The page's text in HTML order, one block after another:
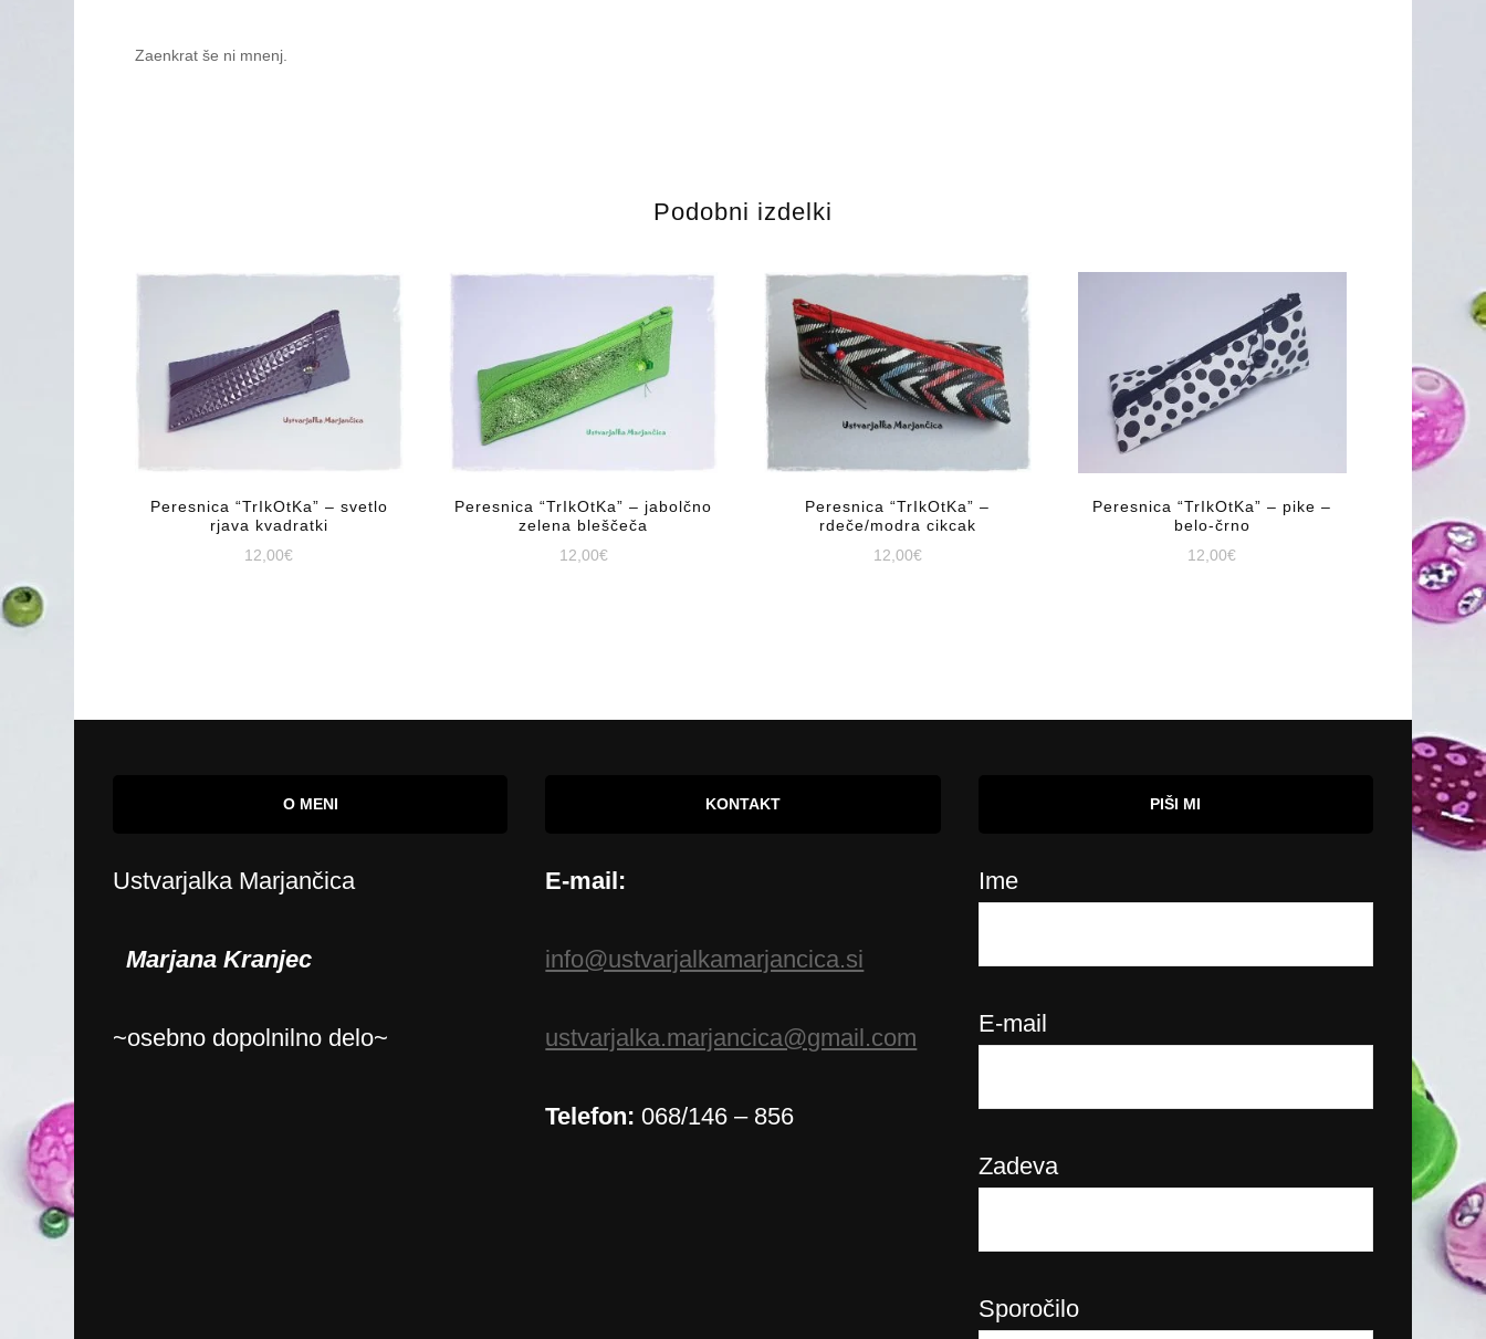
Zaenkrat še ni mnenj.
Podobni izdelki
Peresnica “TrIkOtKa” – svetlo
rjava kvadratki
12,00€
Peresnica “TrIkOtKa” – jabolčno
zelena bleščeča
12,00€
Peresnica “TrIkOtKa” –
rdeče/modra cikcak
12,00€
Peresnica “TrIkOtKa” – pike –
belo-črno
12,00€
O MENI
Ustvarjalka Marjančica
Marjana Kranjec
~osebno dopolnilno delo~
KONTAKT
E-mail:
info@ustvarjalkamarjancica.si
ustvarjalka.marjancica@gmail.com
Telefon:068/146 – 856
PIŠI MI
Ime
E-mail
Zadeva
Sporočilo